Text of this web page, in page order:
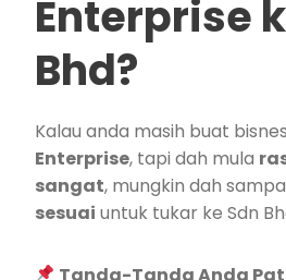
Enterprise
Bhd?
Kalau anda masih buat
Enterprise, tapi dah mula
sangat, mungkin dah
sesuai untuk tukar ke Sdn
Tanda-Tanda Anda